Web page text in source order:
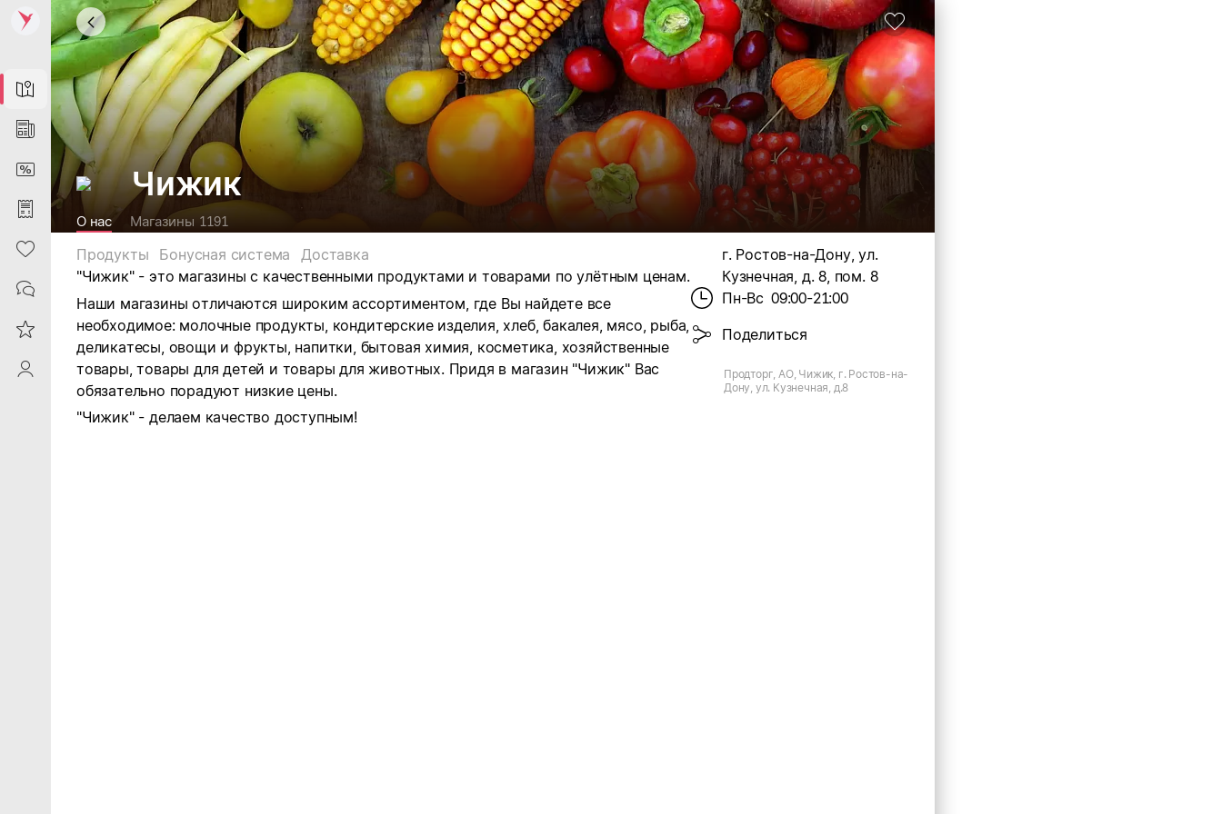
Map
News
DiscountCard
Purchases
Heart
Contacts
Reviews
ProfileSaby
Чижик
О нас Магазины 1191
Продукты Бонусная система
Доставка
"Чижик" -это магазины с качественными продуктами и товарами по улётным ценам.
Наши магазины отличаются широким ассортиментом, где Вы найдете все
необходимое: молочные продукты, кондитерские изделия, хлеб, бакалея, мясо, рыба,
деликатесы, овощи и фрукты, напитки, бытовая химия, косметика, хозяйственные
товары, товары для детей и товары для животных. Придя в магазин "Чижик" Вас
обязательно порадуют низкие цены.
"Чижик" - делаем качество доступным!
г. Ростов-на-Дону, ул.
Кузнечная, д. 8, пом. 8
Пн-Вс 09:00-21:00
Поделиться
Продторг, АО, Чижик, г. Ростов-на-
Дону, ул. Кузнечная, д.8